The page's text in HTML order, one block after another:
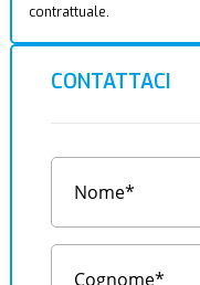
contrattuale.
CONTATTACI